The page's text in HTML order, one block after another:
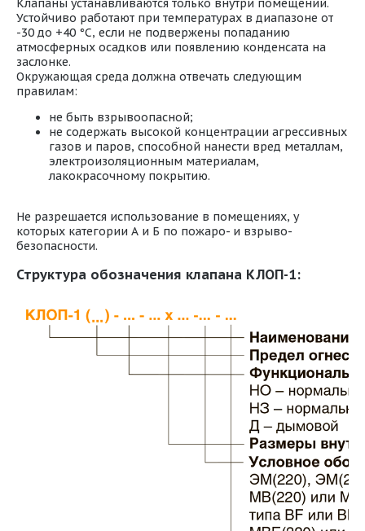
Клапаны устанавливаются только внутри помещений.
Устойчиво работают при температурах в диапазоне от
-30 до +40 °С, если не подвержены попаданию
атмосферных осадков или появлению конденсата на
заслонке.
Окружающая среда должна отвечать следующим
правилам:
не быть взрывоопасной;
не содержать высокой концентрации агрессивных
газов и паров, способной нанести вред металлам,
электроизоляционным материалам,
лакокрасочному покрытию.
Не разрешается использование в помещениях, у
которых категории А и Б по пожаро- и взрыво-
безопасности.
Структура обозначения клапана КЛОП-1: